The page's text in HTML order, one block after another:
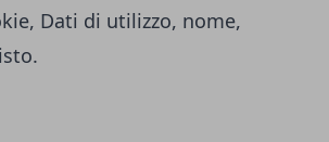
Dati di utilizzo, nome,